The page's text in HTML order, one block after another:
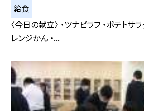
給食
〈今日の献立〉 ・ツナピラフ ・ポテトサラ
レンジかん ・...